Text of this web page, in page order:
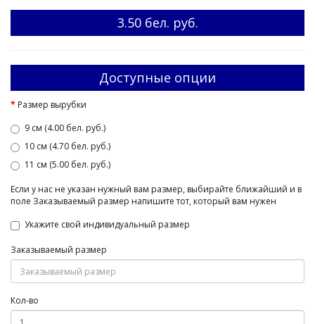
3.50 бел. руб.
Доступные опции
Размер вырубки
9 см (4.00 бел. руб.)
10 см (4.70 бел. руб.)
11 см (5.00 бел. руб.)
Если у нас не указан нужный вам размер, выбирайте ближайший и в
поле Заказываемый размер напишите тот, который вам нужен
Укажите свой индивидуальный размер
Заказываемый размер
Кол-во